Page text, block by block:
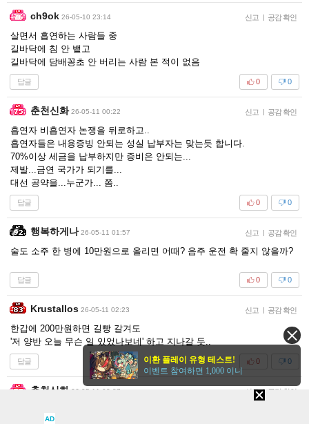
ch9ok 26-05-10 23:14 신고 | 공감 확인
살면서 흡연하는 사람들 중
길바닥에 침 안 뱉고
길바닥에 담배꽁초 안 버리는 사람 본 적이 없음
답글 0
0
춘천신화 26-05-11 00:22 신고 | 공감 확인
흡연자 비흡연자 논쟁을 뒤로하고..
흡연자들은 내용증빙 안되는 성실 납부자는 맞는듯 합니다.
70%이상 세금을 납부하지만 증비은 안되는...
제발...금연 국가가 되기를...
대선 공약을...누군가... 쫌..
답글 0
0
행복하게나 26-05-11 01:57 신고 | 공감 확인
술도 소주 한 병에 10만원으로 올리면 어때? 음주 운전 확 줄지 않을까?
답글 0
0
Krustallos 26-05-11 02:23 신고 | 공감 확인
한갑에 200만원하면 길빵 갈겨도
'저 양반 오늘 무슨 일 있었나보네' 하고 지나갈 듯..
답글 0
0
춘천신화 26-05-11 02:37 신고 | 공감 확인
AD
이환 플레이 유형 테스트!
이벤트 참여하면 1,000 이니